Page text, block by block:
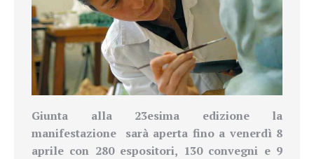
Giunta alla 23esima edizione la
manifestazione sarà aperta fino a venerdì 8
aprile con 280 espositori, 130 convegni e 9